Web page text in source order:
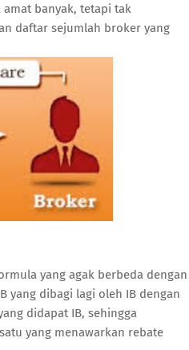
banyak, tetapi tak
daftar sejumlah broker yang
yang agak berbeda dengan
yang dibagi lagi oleh IB dengan
didapat IB, sehingga
yang menawarkan rebate